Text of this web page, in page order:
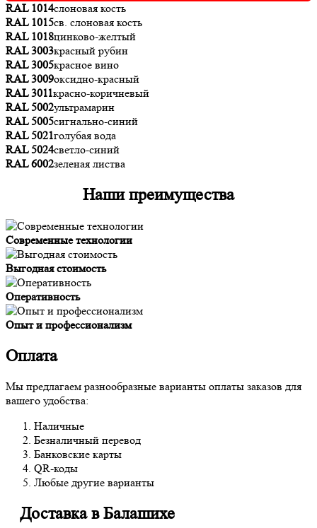
RAL 1014слоновая кость
RAL 1015св. слоновая кость
RAL 1018цинково-желтый
RAL 3003красный рубин
RAL 3005красное вино
RAL 3009оксидно-красный
RAL 3011красно-коричневый
RAL 5002ультрамарин
RAL 5005сигнально-синий
RAL 5021голубая вода
RAL 5024светло-синий
RAL 6002зеленая листва
Наши преимущества
Современные технологии
Выгодная стоимость
Оперативность
Опыт и профессионализм
Оплата
Мы предлагаем разнообразные варианты оплаты заказов для
вашего удобства:
Наличные
Безналичный перевод
Банковские карты
QR-коды
Любые другие варианты
Доставка в Балашихе